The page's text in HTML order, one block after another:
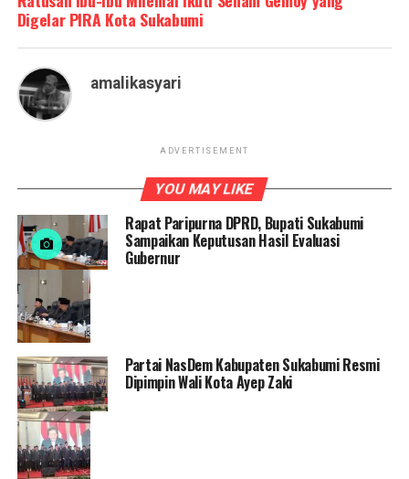
Digelar PIRA Kota Sukabumi
amalikasyari
ADVERTISEMENT
YOU MAY LIKE
Rapat Paripurna DPRD, Bupati Sukabumi
Sampaikan Keputusan Hasil Evaluasi
Gubernur
Partai NasDem Kabupaten Sukabumi Resmi
Dipimpin Wali Kota Ayep Zaki